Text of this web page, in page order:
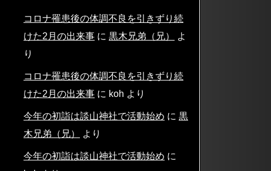
コロナ罹患後の体調不良を引きずり続
けた2月の出来事 に 黒木兄弟（兄）
よ
り
コロナ罹患後の体調不良を引きずり続
けた2月の出来事 に koh より
今年の初詣は談山神社で活動始め に 黒
木兄弟（兄）
より
今年の初詣は談山神社で活動始め に